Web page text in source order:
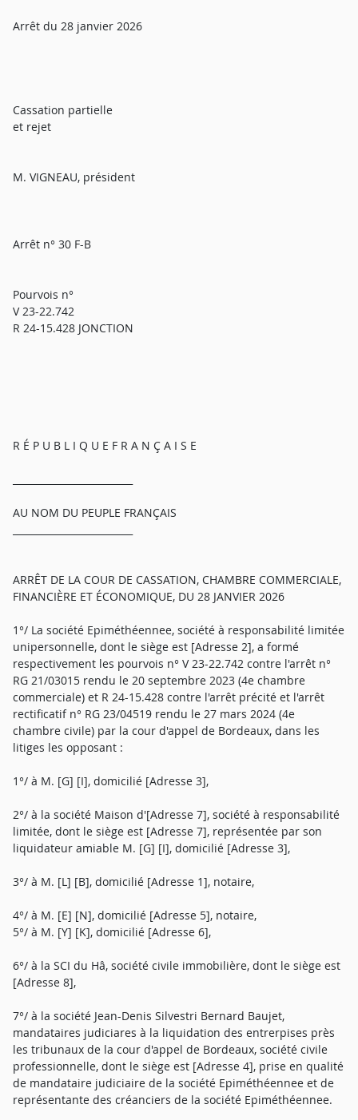
Arrêt du 28 janvier 2026
Cassation partielle
et rejet
M. VIGNEAU, président
Arrêt n° 30 F-B
Pourvois n°
V 23-22.742
R 24-15.428 JONCTION
R É P U B L I Q U E F R A N Ç A I S E
AU NOM DU PEUPLE FRANÇAIS
ARRÊT DE LA COUR DE CASSATION, CHAMBRE COMMERCIALE,
FINANCIÈRE ET ÉCONOMIQUE, DU 28 JANVIER 2026
1°/ La société Epiméthéennee, société à responsabilité limitée
unipersonnelle, dont le siège est [Adresse 2], a formé
respectivement les pourvois n° V 23-22.742 contre l'arrêt n°
RG 21/03015 rendu le 20 septembre 2023 (4e chambre
commerciale) et R 24-15.428 contre l'arrêt précité et l'arrêt
rectificatif n° RG 23/04519 rendu le 27 mars 2024 (4e
chambre civile) par la cour d'appel de Bordeaux, dans les
litiges les opposant :
1°/ à M. [G] [I], domicilié [Adresse 3],
2°/ à la société Maison d'[Adresse 7], société à responsabilité
limitée, dont le siège est [Adresse 7], représentée par son
liquidateur amiable M. [G] [I], domicilié [Adresse 3],
3°/ à M. [L] [B], domicilié [Adresse 1], notaire,
4°/ à M. [E] [N], domicilié [Adresse 5], notaire,
5°/ à M. [Y] [K], domicilié [Adresse 6],
6°/ à la SCI du Hâ, société civile immobilière, dont le siège est
[Adresse 8],
7°/ à la société Jean-Denis Silvestri Bernard Baujet,
mandataires judiciares à la liquidation des entrerpises près
les tribunaux de la cour d'appel de Bordeaux, société civile
professionnelle, dont le siège est [Adresse 4], prise en qualité
de mandataire judiciaire de la société Epiméthéennee et de
représentante des créanciers de la société Epiméthéennee.